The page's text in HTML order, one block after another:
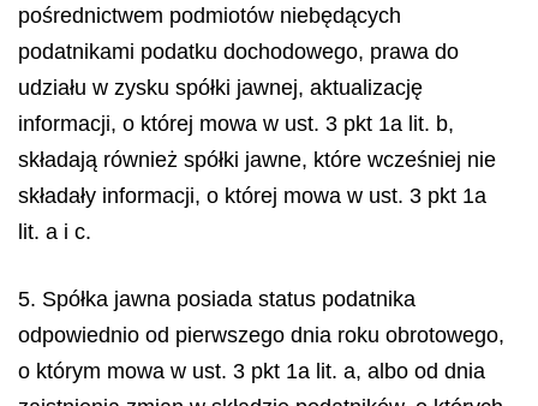
pośrednictwem podmiotów niebędących
podatnikami podatku dochodowego, prawa do
udziału w zysku spółki jawnej, aktualizację
informacji, o której mowa w ust. 3 pkt 1a lit. b,
składają również spółki jawne, które wcześniej nie
składały informacji, o której mowa w ust. 3 pkt 1a
lit. a i c.
5. Spółka jawna posiada status podatnika
odpowiednio od pierwszego dnia roku obrotowego,
o którym mowa w ust. 3 pkt 1a lit. a, albo od dnia